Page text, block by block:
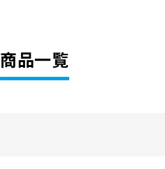
商品一覧